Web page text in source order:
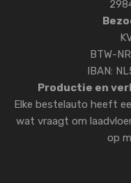
BTW-
IBAN:
Productie en
Elke bestelauto heeft
wat vraagt om
op